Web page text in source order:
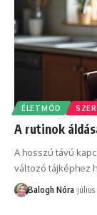
ÉLETMÓD
A rutinok
A hosszú távú
változó tájképhez
Balogh Nóra július